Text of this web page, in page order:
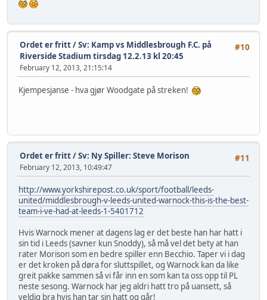
#10
Ordet er fritt/Sv: Kamp vs Middlesbrough F.C. på
Riverside Stadium tirsdag 12.2.13 kl 20:45
February 12, 2013, 21:15:14
Kjempesjanse - hva gjør Woodgate på streken!
#11
Ordet er fritt/Sv: Ny Spiller: Steve Morison
February 12, 2013, 10:49:47
http://www.yorkshirepost.co.uk/sport/football/leeds-
united/middlesbrough-v-leeds-united-warnock-this-is-the-best-
team-i-ve-had-at-leeds-1-5401712
Hvis Warnock mener at dagens lag er det beste han har hatt i
sin tid i Leeds (savner kun Snoddy), så må vel det bety at han
rater Morison som en bedre spiller enn Becchio. Taper vi i dag
er det kroken på døra for sluttspillet, og Warnock kan da like
greit pakke sammen så vi får inn en som kan ta oss opp til PL
neste sesong. Warnock har jeg aldri hatt tro på uansett, så
veldig bra hvis han tar sin hatt og går!